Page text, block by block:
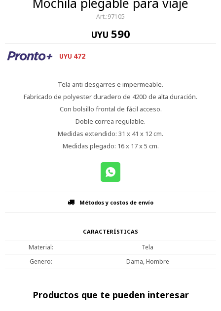
97105
UYU 590
UYU 472
Tela anti desgarres e impermeable.
Fabricado de polyester duradero de 420D de alta duración.
Con bolsillo frontal de fácil acceso.
Doble correa regulable.
Medidas extendido: 31 x 41 x 12 cm.
Medidas plegado: 16 x 17 x 5 cm.
Métodos y costos de envío
CARACTERÍSTICAS
Material
Tela
Genero
Dama, Hombre
Productos que te pueden interesar